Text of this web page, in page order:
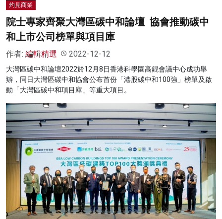
灼見商業
院士專家齊聚大灣區碳中和論壇 協會推動碳中
和上市公司榜單與項目庫
作者: 編輯精選 2022-12-12
大灣區碳中和論壇2022於12月8日香港科學園高錕會議中心成功舉
辧，同日大灣區碳中和協會公布首份「港股碳中和100強」榜單及啟
動「大灣區碳中和項目庫」等重大項目。